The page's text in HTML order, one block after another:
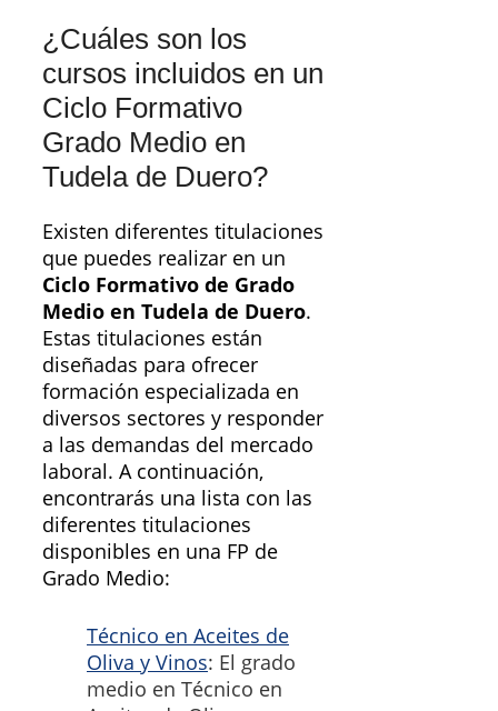
¿Cuáles son los
cursos incluidos en un
Ciclo Formativo
Grado Medio en
Tudela de Duero?
Existen diferentes titulaciones
que puedes realizar en un
Ciclo Formativo de Grado
Medio en Tudela de Duero.
Estas titulaciones están
diseñadas para ofrecer
formación especializada en
diversos sectores y responder
a las demandas del mercado
laboral. A continuación,
encontrarás una lista con las
diferentes titulaciones
disponibles en una FP de
Grado Medio:
Técnico en Aceites de
Oliva y Vinos: El grado
medio en Técnico en